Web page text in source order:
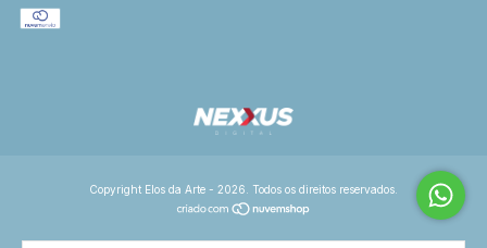
Copyright Elos da Arte - 2026. Todos os direitos reservados.